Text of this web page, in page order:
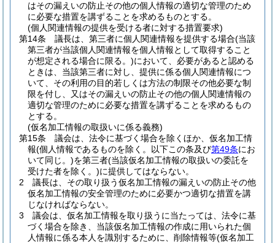
はその漏えいの防止その他の個人情報の適切な管理のため
に必要な措置を講ずることを求めるものとする。
(個人関連情報の提供を受ける者に対する措置要求)
第14条
議長は、第三者に個人関連情報を提供する場合(当該
第三者が当該個人関連情報を個人情報として取得すること
が想定される場合に限る。)において、必要があると認める
ときは、当該第三者に対し、提供に係る個人関連情報につ
いて、その利用の目的若しくは方法の制限その他必要な制
限を付し、又はその漏えいの防止その他の個人関連情報の
適切な管理のために必要な措置を講ずることを求めるもの
とする。
(仮名加工情報の取扱いに係る義務)
第15条
議会は、法令に基づく場合を除くほか、仮名加工情
報(個人情報であるものを除く。以下この条及び第49条にお
いて同じ。)を第三者(当該仮名加工情報の取扱いの委託を
受けた者を除く。)に提供してはならない。
2
議長は、その取り扱う仮名加工情報の漏えいの防止その他
仮名加工情報の安全管理のために必要かつ適切な措置を講
じなければならない。
3
議会は、仮名加工情報を取り扱うに当たっては、法令に基
づく場合を除き、当該仮名加工情報の作成に用いられた個
人情報に係る本人を識別するために、削除情報等(仮名加工